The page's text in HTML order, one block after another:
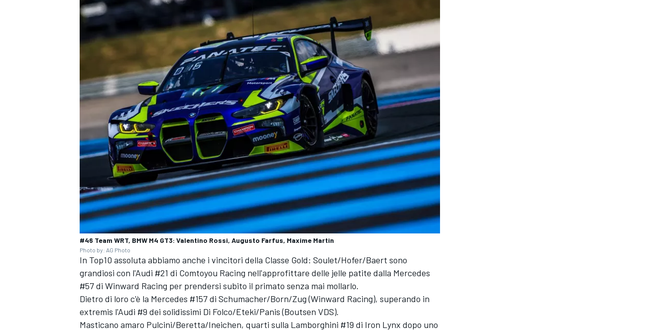
ENDURANCE/GT
MONOMARCA
#46 Team WRT, BMW M4 GT3: Valentino Rossi, Augusto Farfus, Maxime Martin
Photo by: AG Photo
In Top10 assoluta abbiamo anche i vincitori della Classe Gold: Soulet/Hofer/Baert sono
grandiosi con l'Audi #21 di Comtoyou Racing nell'approfittare delle jelle patite dalla Mercedes
#57 di Winward Racing per prendersi subito il primato senza mai mollarlo.
Dietro di loro c'è la Mercedes #157 di Schumacher/Born/Zug (Winward Racing), superando in
extremis l'Audi #9 dei solidissimi Di Folco/Eteki/Panis (Boutsen VDS).
Masticano amaro Pulcini/Beretta/Ineichen, quarti sulla Lamborghini #19 di Iron Lynx dopo uno